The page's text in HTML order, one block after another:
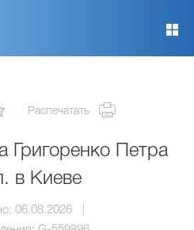
Распечатать
Григоренко Петра
в Киеве
06.08.2026